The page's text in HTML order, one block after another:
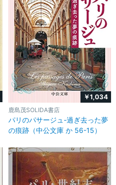
￥1,034
鹿島茂SOLIDA書店
パリのパサージュ-過ぎ去った夢
の痕跡（中公文庫 か 56-15）